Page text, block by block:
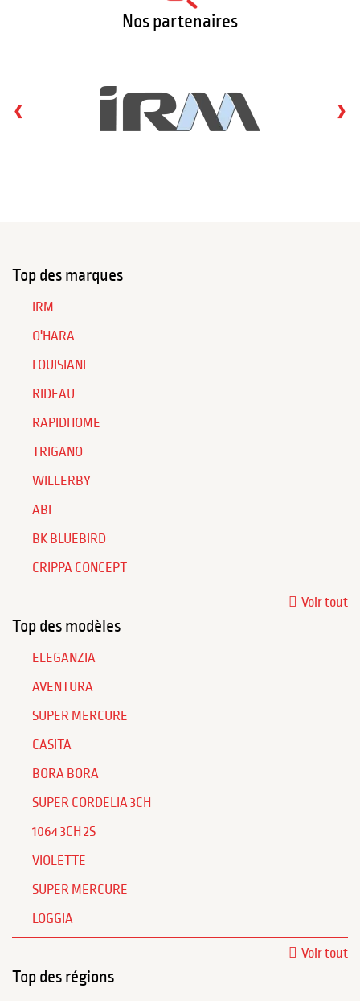
Nos partenaires
‹ ›
Top des marques
IRM
O'HARA
LOUISIANE
RIDEAU
RAPIDHOME
TRIGANO
WILLERBY
ABI
BK BLUEBIRD
CRIPPA CONCEPT
Voir tout
Top des modèles
ELEGANZIA
AVENTURA
SUPER MERCURE
CASITA
BORA BORA
SUPER CORDELIA 3CH
1064 3CH 2S
VIOLETTE
SUPER MERCURE
LOGGIA
Voir tout
Top des régions